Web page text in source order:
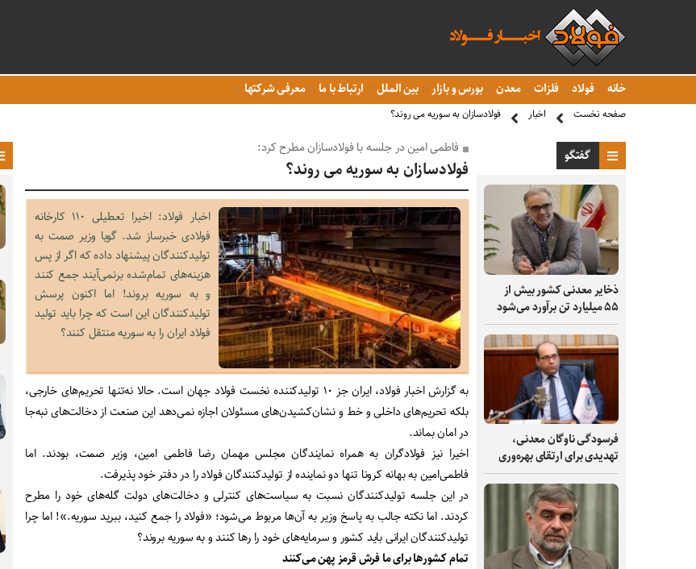
خانه فولاد فلزات معدن بورس و بازار بین الملل ارتباط با ما معرفی شرکتها
صفحه نخست اخبار فولادسازان به سوریه می روند؟
گفتگو
ذخایر معدنی کشور بیش از
۵۵ میلیارد تن برآورد می‌شود
فرسودگی ناوگان معدنی،
تهدیدی برای ارتقای بهره‌وری
فاطمی امین در جلسه با فولادسازان مطرح کرد:
فولادسازان به سوریه می روند؟
اخبار فولاد: اخیرا تعطیلی ۱۱۰ کارخانه
فولادی خبرساز شد. گویا وزیر صمت به
تولیدکنندگان پیشنهاد داده که اگر از پس
هزینه‌های تمام‌شده برنمی‌آیند جمع کنند
و به سوریه بروند! اما اکنون پرسش
تولیدکنندگان این است که چرا باید تولید
فولاد ایران را به سوریه منتقل کنند؟
به گزارش اخبار فولاد، ایران جز ۱۰ تولیدکننده نخست فولاد جهان است. حالا نه‌تنها تحریم‌های خارجی،
بلکه تحریم‌های داخلی و خط و نشان‌کشیدن‌های مسئولان اجازه نمی‌دهد این صنعت از دخالت‌های نبه‌جا
در امان بماند.
اخیرا نیز فولادگران به همراه نمایندگان مجلس مهمان رضا فاطمی امین، وزیر صمت، بودند. اما
فاطمی‌امین به بهانه کرونا تنها دو نماینده از تولیدکنندگان فولاد را در دفتر خود پذیرفت.
در این جلسه تولیدکنندگان نسبت به سیاست‌های کنترلی و دخالت‌های دولت گله‌های خود را مطرح
کردند. اما نکته جالب به پاسخ وزیر به آن‌ها مربوط می‌شود؛ «فولاد را جمع کنید، ببرید سوریه.»! اما چرا
تولیدکنندگان ایرانی باید کشور و سرمایه‌های خود را رها کنند و به سوریه بروند؟
تمام کشورها برای ما فرش قرمز پهن می‌کنند